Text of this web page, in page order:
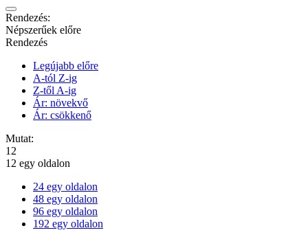
Rendezés:
Népszerűek előre
Rendezés
Legújabb előre
A-tól Z-ig
Z-től A-ig
Ár: növekvő
Ár: csökkenő
Mutat:
12
12 egy oldalon
24 egy oldalon
48 egy oldalon
96 egy oldalon
192 egy oldalon